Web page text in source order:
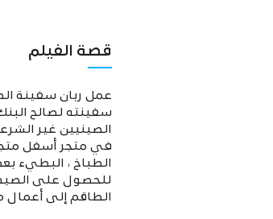
قصة الفيلم
سفينته لصالح
الصينيين غير
في متجر أسفل
الطباخ ، البطيء
للحصول على الصيد
الطاقم إلى أعمال